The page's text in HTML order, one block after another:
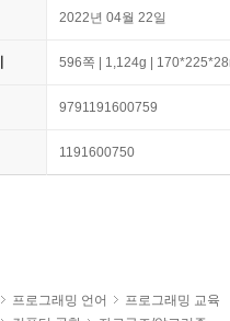
2022년 04월 22일
596쪽 | 1,124g |
9791191600759
1191600750
프로그래밍 언어
프로그래밍 교육